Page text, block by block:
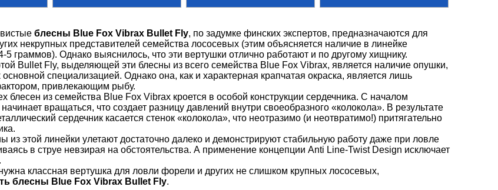
блесны Blue Fox Vibrax Bullet Fly, по задумке финских экспертов, предназначаются для
некрупных представителей семейства лососевых (этим объясняется наличие в линейке
5 граммов). Однако выяснилось, что эти вертушки отлично работают и по другому хищнику.
Bullet Fly, выделяющей эти блесны из всего семейства Blue Fox Vibrax, является наличие опушки,
основной специализацией. Однако она, как и характерная крапчатая окраска, является лишь
привлекающим рыбу.
блесен из семейства Blue Fox Vibrax кроется в особой конструкции сердечника. С началом
вращаться, что создает разницу давлений внутри своеобразного «колокола». В результате
сердечник касается стенок «колокола», что неотразимо (и неотвратимо!) притягательно
из этой линейки улетают достаточно далеко и демонстрируют стабильную работу даже при ловле
в струе невзирая на обстоятельства. А применение концепции Anti Line-Twist Design исключает
классная вертушка для ловли форели и других не слишком крупных лососевых,
блесны Blue Fox Vibrax Bullet Fly.